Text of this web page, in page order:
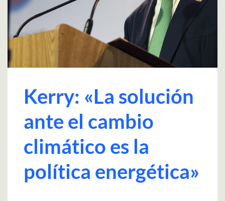
Kerry: «La solución
ante el cambio
climático es la
política energética»